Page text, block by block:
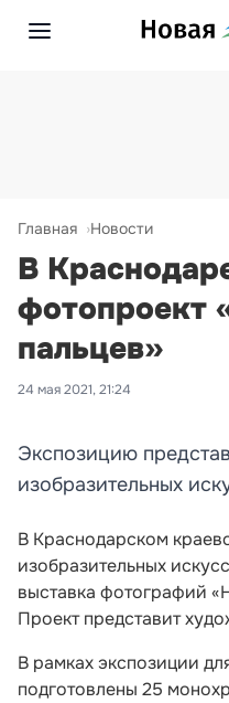
Главная Новости
В
фотопроект
пальцев»
24 мая 2021, 21:24
Экспозицию
изобразительных
В Краснодарском
изобразительных
выставка фотографий
Проект представит
В рамках экспозиции
подготовлены 25